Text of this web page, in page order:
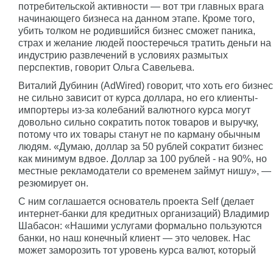
потребительской активности — вот три главных врага
начинающего бизнеса на данном этапе. Кроме того,
убить толком не родившийся бизнес сможет паника,
страх и желание людей поостеречься тратить деньги на
индустрию развлечений в условиях размытых
перспектив, говорит Ольга Савельева.
Виталий Дубинин (AdWired) говорит, что хоть его бизнес
не сильно зависит от курса доллара, но его клиенты-
импортеры из-за колебаний валютного курса могут
довольно сильно сократить поток товаров и выручку,
потому что их товары станут не по карману обычным
людям. «Думаю, доллар за 50 рублей сократит бизнес
как минимум вдвое. Доллар за 100 рублей - на 90%, но
местные рекламодатели со временем займут нишу», —
резюмирует он.
С ним соглашается основатель проекта Self (делает
интернет-банки для кредитных организаций) Владимир
Шабасон: «Нашими услугами формально пользуются
банки, но наш конечный клиент — это человек. Нас
может заморозить тот уровень курса валют, который